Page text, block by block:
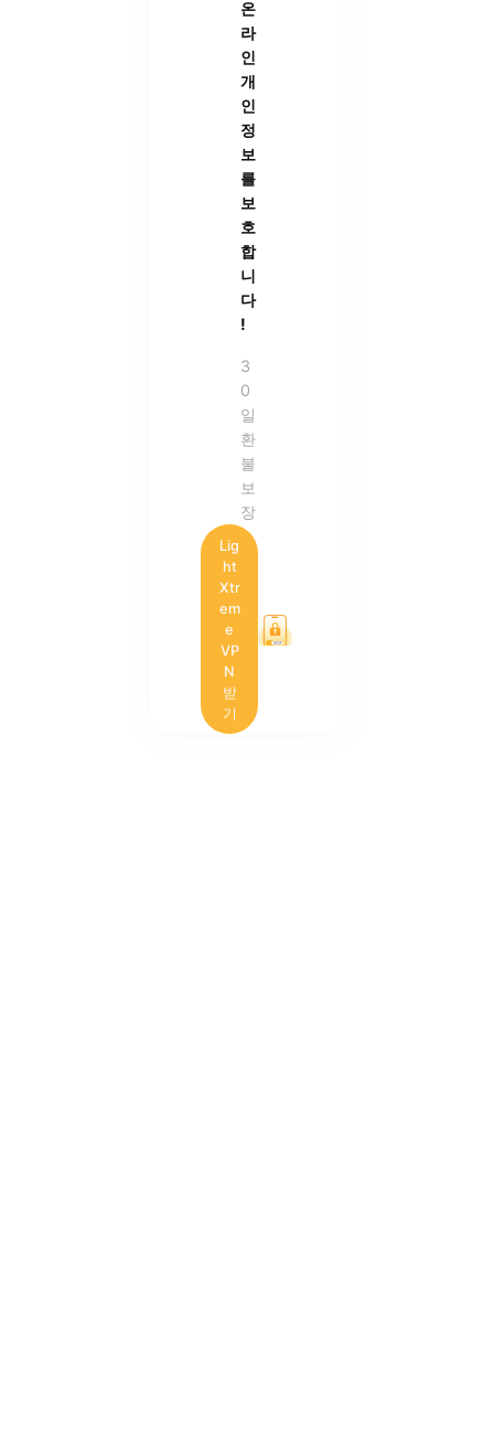
온
라
인
개
인
정
보
를
보
호
합
니
다
!
3
0
일
환
불
보
장
Lig
ht
Xtr
em
e
VP
N
받
기